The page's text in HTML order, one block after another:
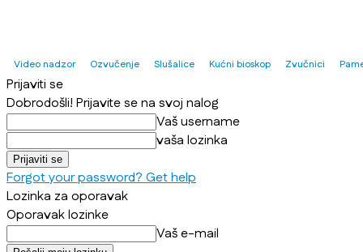
Video nadzor Ozvučenje Slušalice Kućni bioskop Zvučnici
Prijaviti se
Dobrodošli! Prijavite se na svoj nalog
Vaš username
vaša lozinka
Forgot your password? Get help
Lozinka za oporavak
Oporavak lozinke
Vaš e-mail